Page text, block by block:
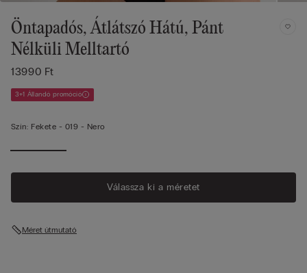
Öntapadós, Átlátszó Hátú, Pánt
Nélküli Melltartó
13990 Ft
3+1 Állandó promóció
Szín: Fekete - 019 - Nero
Válassza ki a méretet
Méret útmutató